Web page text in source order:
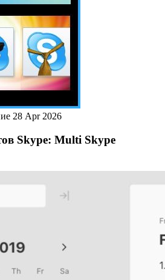
28 Apr 2026
Skype: Multi Skype